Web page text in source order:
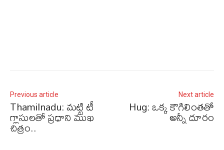
Previous article
Thamilnadu: మట్టి టీ
గ్లాసులతో ప్రధాని ముఖ
చిత్రం..
Next article
Hug: ఒక్క కౌగిలింతతో
అన్నీ దూరం